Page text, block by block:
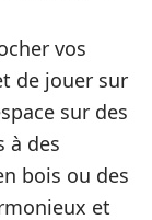
vos
de jouer sur
sur des
à des
bois ou des
et